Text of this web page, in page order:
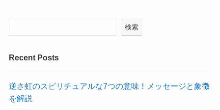
検索
Recent Posts
逆さ虹のスピリチュアルな7つの意味！メッセージと象徴
を解説